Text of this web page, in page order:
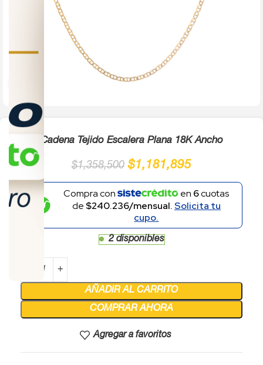
Cadena Tejido Escalera Plana 18K Ancho
$1,358,500 $1,181,895
Compra con en 6cuotas
de $240.236/mensual.Solicita tu
cupo.
2 disponibles
AÑADIR AL CARRITO
COMPRAR AHORA
Agregar a favoritos